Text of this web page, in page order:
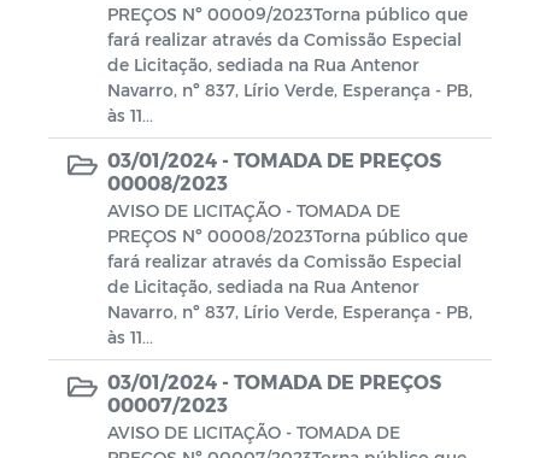
PREÇOS Nº 00009/2023Torna público que
fará realizar através da Comissão Especial
de Licitação, sediada na Rua Antenor
Navarro, nº 837, Lírio Verde, Esperança - PB,
às 11...
03/01/2024 - TOMADA DE PREÇOS
00008/2023
AVISO DE LICITAÇÃO - TOMADA DE
PREÇOS Nº 00008/2023Torna público que
fará realizar através da Comissão Especial
de Licitação, sediada na Rua Antenor
Navarro, nº 837, Lírio Verde, Esperança - PB,
às 11...
03/01/2024 - TOMADA DE PREÇOS
00007/2023
AVISO DE LICITAÇÃO - TOMADA DE